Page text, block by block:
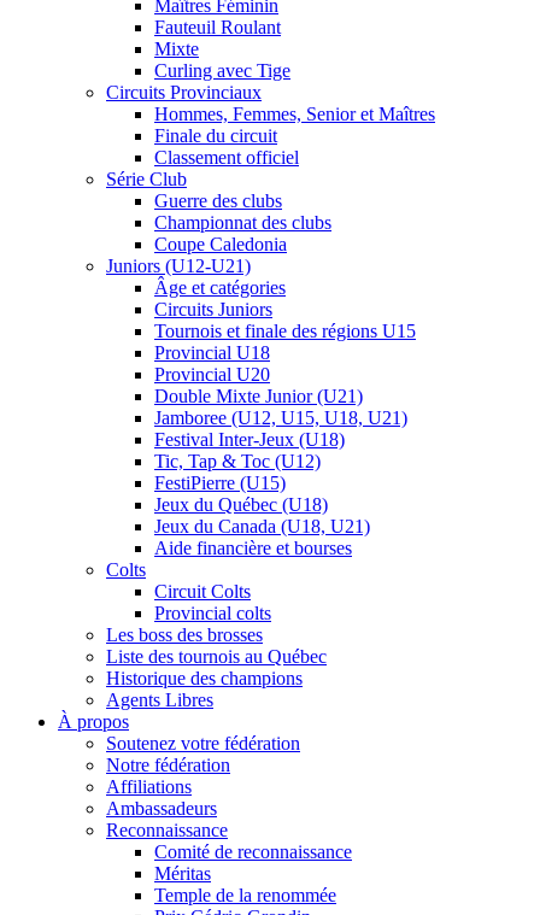
Maîtres Féminin
Fauteuil Roulant
Mixte
Curling avec Tige
Circuits Provinciaux
Hommes, Femmes, Senior et Maîtres
Finale du circuit
Classement officiel
Série Club
Guerre des clubs
Championnat des clubs
Coupe Caledonia
Juniors (U12-U21)
Âge et catégories
Circuits Juniors
Tournois et finale des régions U15
Provincial U18
Provincial U20
Double Mixte Junior (U21)
Jamboree (U12, U15, U18, U21)
Festival Inter-Jeux (U18)
Tic, Tap & Toc (U12)
FestiPierre (U15)
Jeux du Québec (U18)
Jeux du Canada (U18, U21)
Aide financière et bourses
Colts
Circuit Colts
Provincial colts
Les boss des brosses
Liste des tournois au Québec
Historique des champions
Agents Libres
À propos
Soutenez votre fédération
Notre fédération
Affiliations
Ambassadeurs
Reconnaissance
Comité de reconnaissance
Méritas
Temple de la renommée